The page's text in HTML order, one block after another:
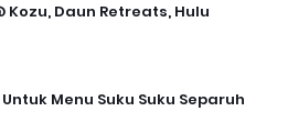
Daun Retreats, Hulu
Menu Suku Suku Separuh